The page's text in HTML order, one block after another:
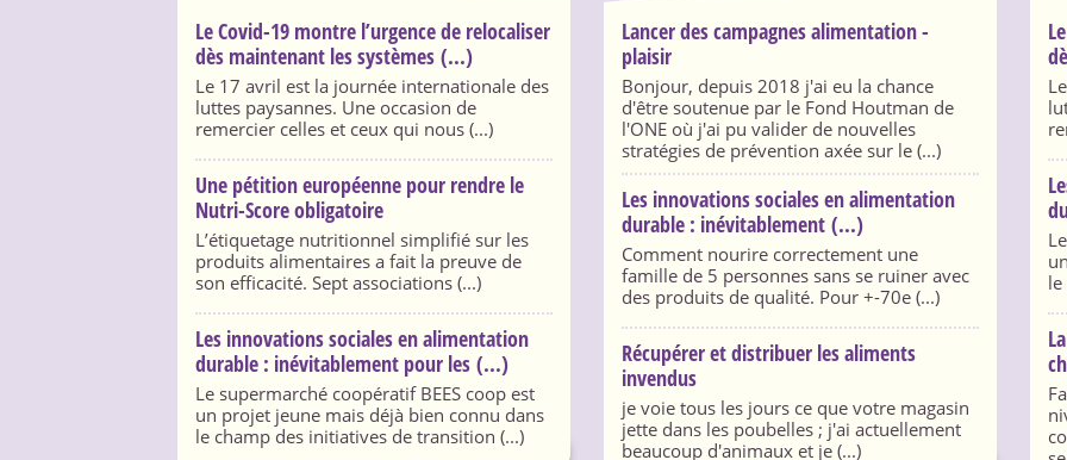
Le Covid-19 montre l’urgence de relocaliser
dès maintenant les systèmes (...)
Le 17 avril est la journée internationale des
luttes paysannes. Une occasion de
remercier celles et ceux qui nous (...)
Une pétition européenne pour rendre le
Nutri-Score obligatoire
L’étiquetage nutritionnel simplifié sur les
produits alimentaires a fait la preuve de
son efficacité. Sept associations (...)
Les innovations sociales en alimentation
durable : inévitablement pour les (...)
Le supermarché coopératif BEES coop est
un projet jeune mais déjà bien connu dans
le champ des initiatives de transition (...)
Lancer des campagnes alimentation -
plaisir
Bonjour, depuis 2018 j'ai eu la chance
d'être soutenue par le Fond Houtman de
l'ONE où j'ai pu valider de nouvelles
stratégies de prévention axée sur le (...)
Les innovations sociales en alimentation
durable : inévitablement (...)
Comment nourire correctement une
famille de 5 personnes sans se ruiner avec
des produits de qualité. Pour +-70e (...)
Récupérer et distribuer les aliments
invendus
je voie tous les jours ce que votre magasin
jette dans les poubelles ; j'ai actuellement
beaucoup d'animaux et je (...)